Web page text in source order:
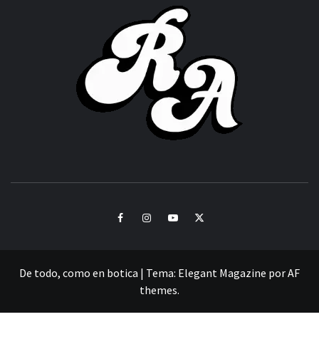
FacebookInstagramYoutubeTwitter
De todo, como en botica | Tema: Elegant Magazine porAF
themes.